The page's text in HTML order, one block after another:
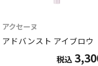
アクセーヌ
アドバンスト アイブロウ
税込